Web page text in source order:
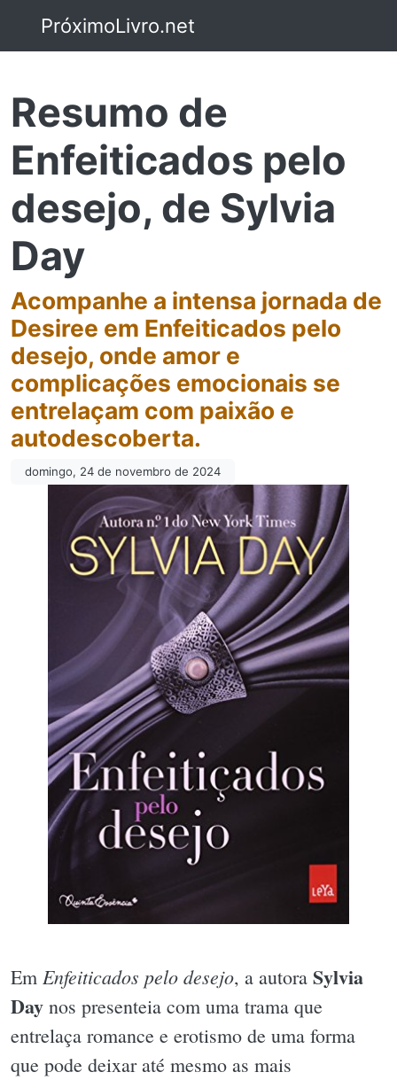
PróximoLivro.net
Resumo de
Enfeiticados pelo
desejo, de Sylvia
Day
Acompanhe a intensa jornada de
Desiree em Enfeiticados pelo
desejo, onde amor e
complicações emocionais se
entrelaçam com paixão e
autodescoberta.
domingo, 24 de novembro de 2024
Em Enfeiticados pelo desejo, a autora Sylvia
Day nos presenteia com uma trama que
entrelaça romance e erotismo de uma forma
que pode deixar até mesmo as mais